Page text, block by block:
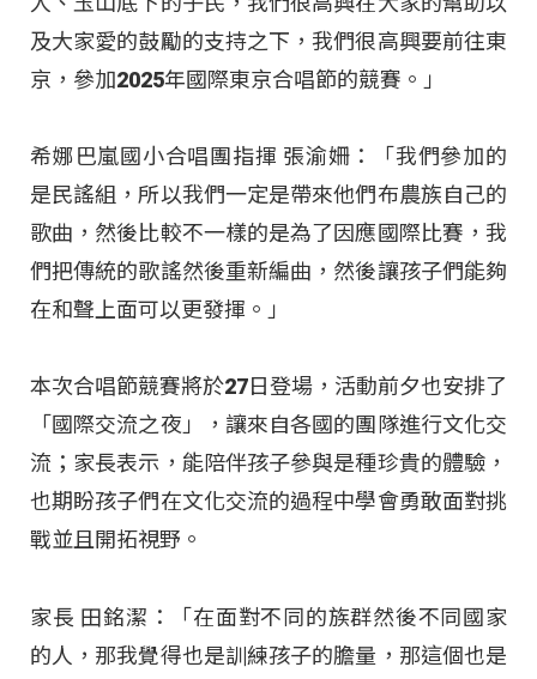
及大家愛的鼓勵的支持之下，我們很高興要前往東
京，參加2025年國際東京合唱節的競賽。」
希娜巴嵐國小合唱團指揮 張渝姍：「我們參加的
是民謠組，所以我們一定是帶來他們布農族自己的
歌曲，然後比較不一樣的是為了因應國際比賽，我
們把傳統的歌謠然後重新編曲，然後讓孩子們能夠
在和聲上面可以更發揮。」
本次合唱節競賽將於27日登場，活動前夕也安排了
「國際交流之夜」，讓來自各國的團隊進行文化交
流；家長表示，能陪伴孩子參與是種珍貴的體驗，
也期盼孩子們在文化交流的過程中學會勇敢面對挑
戰並且開拓視野。
家長 田銘潔：「在面對不同的族群然後不同國家
的人，那我覺得也是訓練孩子的膽量，那這個也是